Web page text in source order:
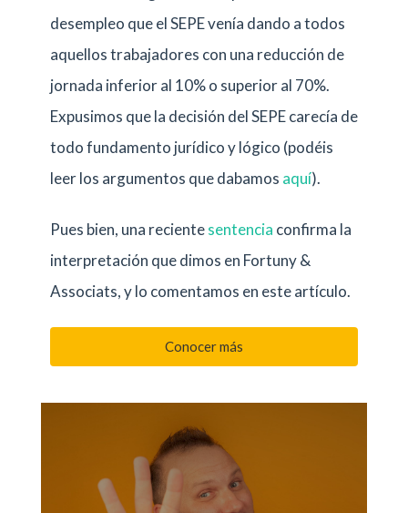
desempleo que el SEPE venía dando a todos
aquellos trabajadores con una reducción de
jornada inferior al 10% o superior al 70%.
Expusimos que la decisión del SEPE carecía de
todo fundamento jurídico y lógico (podéis
leer los argumentos que dabamos aquí).
Pues bien, una recientesentencia confirma la
interpretación que dimos en Fortuny &
Associats, y lo comentamos en este artículo.
Conocer más